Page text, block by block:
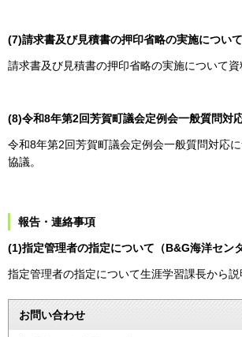
(7)請求書及び見積書の押印省略の実施について
請求書及び見積書の押印省略の実施について資
(8)令和8年第2回芳賀町議会定例会一般質問対
令和8年第2回芳賀町議会定例会一般質問対応
協議。
報告・連絡事項
(1)指定管理者の指定について（B&G海洋セン
指定管理者の指定について生涯学習課長から説
お問い合わせ